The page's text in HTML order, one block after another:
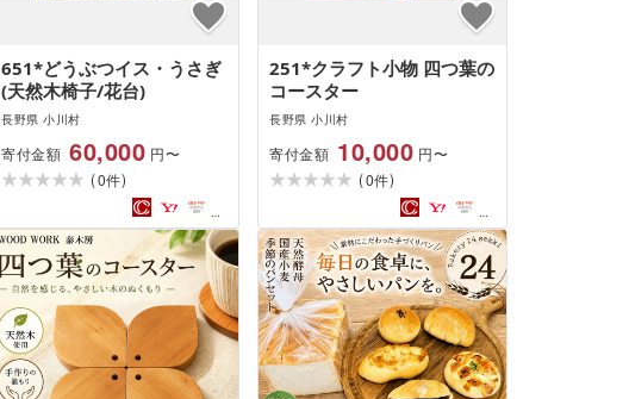
651*どうぶつイス・うさぎ
(天然木椅子/花台)
長野県 小川村
寄付金額 60,000 円〜
(0件)
251*クラフト小物 四つ葉の
コースター
長野県 小川村
寄付金額 10,000 円〜
(0件)